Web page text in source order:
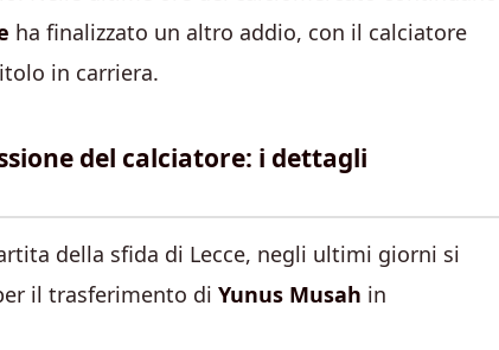
ha finalizzato un altro addio, con il calciatore
in carriera.
del calciatore: i dettagli
della sfida di Lecce, negli ultimi giorni si
il trasferimento di Yunus Musah in